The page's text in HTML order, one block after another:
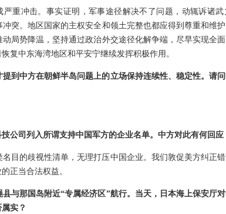
重冲击。事实证明，军事途径解决不了问题，动辄诉诸
突。地区国家的主权安全和领土完整也都应得到尊重和维
局势降温，坚持通过政治外交途径化解争端，尽早实现全
复中东海湾地区和平安宁继续发挥积极作用。
到中方在朝鲜半岛问题上的立场保持连续性、稳定性。请
公司列入所谓支持中国军方的企业名单。中方对此有何回应
目的歧视性清单，无理打压中国企业。我们敦促美方纠正
正当合法权益。
与那国岛附近“专属经济区”航行。当天，日本海上保安厅
实？